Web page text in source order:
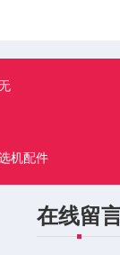
机配件
在线留